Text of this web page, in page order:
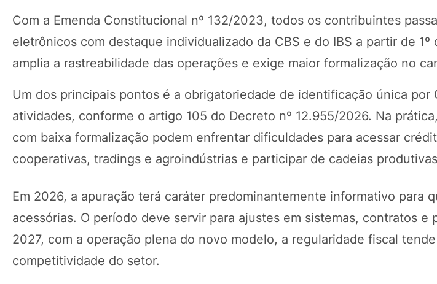
Com a Emenda Constitucional nº 132/2023, todos os contribuintes
eletrônicos com destaque individualizado da CBS e do IBS a partir de
amplia a rastreabilidade das operações e exige maior formalização no
Um dos principais pontos é a obrigatoriedade de identificação única por
atividades, conforme o artigo 105 do Decreto nº 12.955/2026. Na
com baixa formalização podem enfrentar dificuldades para acessar
cooperativas, tradings e agroindústrias e participar de cadeias
Em 2026, a apuração terá caráter predominantemente informativo para
acessórias. O período deve servir para ajustes em sistemas, contratos e
2027, com a operação plena do novo modelo, a regularidade fiscal
competitividade do setor.